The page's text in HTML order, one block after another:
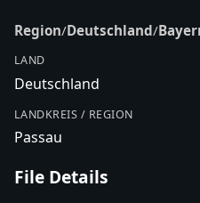
Region/Deutschland/
LAND
Deutschland
LANDKREIS / REGION
Passau
File Details